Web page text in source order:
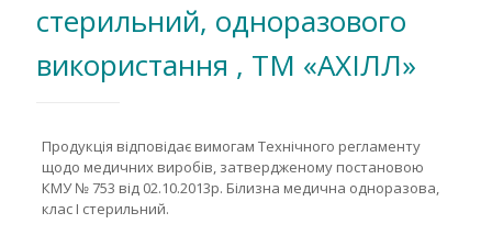
стерильний, одноразового
використання , ТМ «АХІЛЛ»
Продукція відповідає вимогам Технічного регламенту
щодо медичних виробів, затвердженому постановою
КМУ № 753 від 02.10.2013р. Білизна медична одноразова,
клас І стерильний.